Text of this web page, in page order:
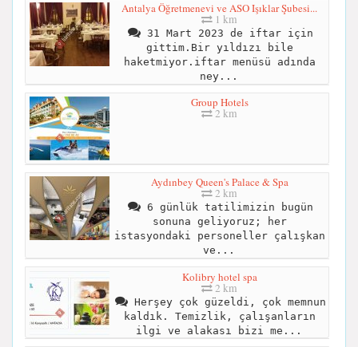
Antalya Öğretmenevi ve ASO Işıklar Şubesi...
1 km
31 Mart 2023 de iftar için
gittim.Bir yıldızı bile
haketmiyor.iftar menüsü adında
ney...
Group Hotels
2 km
Aydınbey Queen's Palace & Spa
2 km
6 günlük tatilimizin bugün
sonuna geliyoruz; her
istasyondaki personeller çalışkan
ve...
Kolibry hotel spa
2 km
Herşey çok güzeldi, çok memnun
kaldık. Temizlik, çalışanların
ilgi ve alakası bizi me...